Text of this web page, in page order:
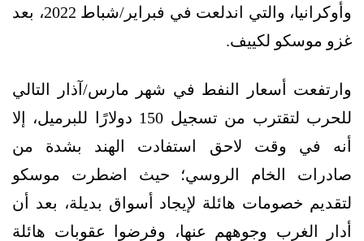
وأوكرانيا، والتي اندلعت في فبراير/شباط 2022، بعد
غزو موسكو لكييف.
وارتفعت أسعار النفط في شهر مارس/آذار التالي
للحرب لتقترب من تسجيل 150 دولارًا للبرميل، إلا
أنه في وقت لاحق استفادت الهند بشدة من
صادرات الخام الروسي؛ حيث اضطرت موسكو
لتقديم خصومات هائلة لإيجاد أسواق بديلة، بعد أن
أدار الغرب وجوههم عنها، وفرضوا عقوبات هائلة